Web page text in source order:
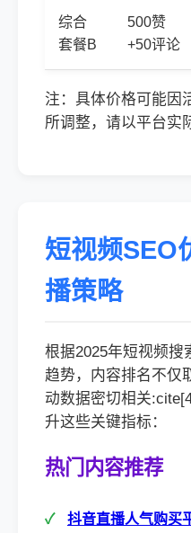
综合
套餐B
500赞
+50评论
注：具体价格可能因
所调整，请以平台实
短视频SEO
播策略
根据2025年短视频搜
趋势，内容排名不仅
动数据密切相关
升这些关键指标：
热门内容推荐
抖音直播人气购买